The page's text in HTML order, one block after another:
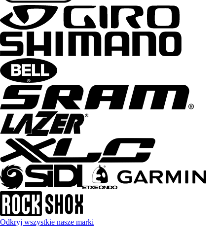
Odkryj wszystkie nasze marki